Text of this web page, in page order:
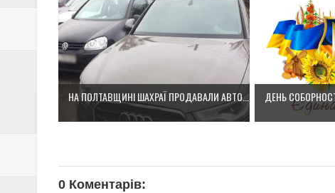
НА ПОЛТАВЩИНІ ШАХРАЇ ПРОДАВАЛИ АВТО... ДЕНЬ
0 Коментарів: